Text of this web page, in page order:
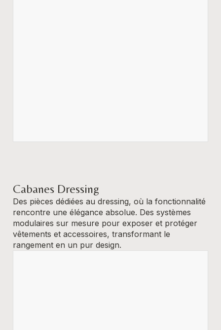
Cabanes Dressing
Des pièces dédiées au dressing, où la fonctionnalité
rencontre une élégance absolue. Des systèmes
modulaires sur mesure pour exposer et protéger
vêtements et accessoires, transformant le
rangement en un pur design.